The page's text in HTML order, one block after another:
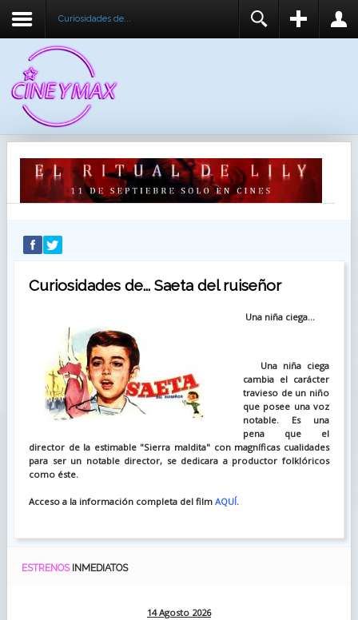
Curiosidades de...
RECUÉRDEME
IDENTIFICARSE
REGISTER
Curiosidades de... Saeta del ruiseñor
Una niña ciega...
Una niña ciega
cambia el carácter
travieso de un niño
que posee una voz
notable. Es una
pena que el
director de la estimable "Sierra maldita" con magníficas cualidades
para ser un notable director, se dedicara a productor folklóricos
como éste.
Acceso a la información completa del film AQUÍ.
ESTRENOS INMEDIATOS
14 Agosto 2026